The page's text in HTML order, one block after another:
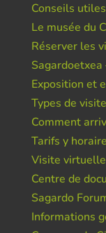
Conseils
Le musée du
Réserver les
Sagardoetxea
Exposition et
Types de
Comment
Tarifs y
Visite virtuelle
Centre de
Sagardo
Informations